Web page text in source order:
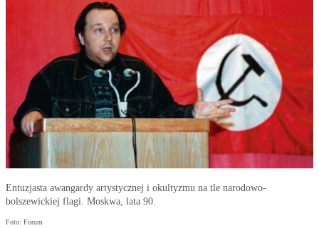
Entuzjasta awangardy artystycznej i okultyzmu na tle narodowo-
bolszewickiej flagi. Moskwa, lata 90.
Foto: Forum